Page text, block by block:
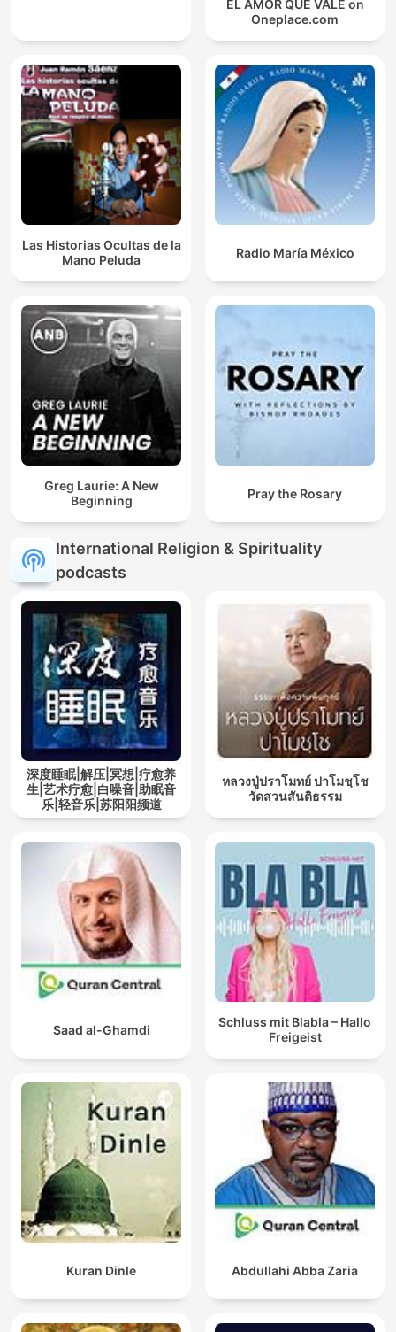
EL AMOR QUE VALE on
Oneplace.com
Las Historias Ocultas de la
Mano Peluda
Radio María México
Greg Laurie: A New
Beginning
Pray the Rosary
International Religion & Spirituality
podcasts
深度睡眠|解压|冥想|疗愈养
生|艺术疗愈|白噪音|助眠音
乐|轻音乐|苏阳阳频道
หลวงปู่ปราโมทย์ ปาโมชฺโช
วัดสวนสันติธรรม
Saad al-Ghamdi
Schluss mit Blabla – Hallo
Freigeist
Kuran Dinle Abdullahi Abba Zaria